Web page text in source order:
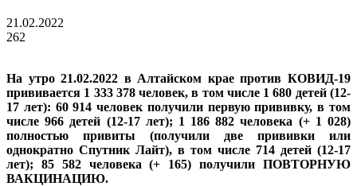
21.02.2022
262
На утро 21.02.2022 в Алтайском крае против КОВИД-19
прививается 1 333 378 человек, в том числе 1 680 детей (12-
17 лет): 60 914 человек получили первую прививку, в том
числе 966 детей (12-17 лет); 1 186 882 человека (+ 1 028)
полностью привиты (получили две прививки или
однократно Спутник Лайт), в том числе 714 детей (12-17
лет); 85 582 человека (+ 165) получили ПОВТОРНУЮ
ВАКЦИНАЦИЮ.